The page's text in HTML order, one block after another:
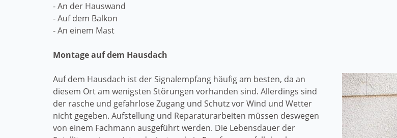
- An der Hauswand
- Auf dem Balkon
- An einem Mast
Montage auf dem Hausdach
Auf dem Hausdach ist der Signalempfang häufig am besten, da an
diesem Ort am wenigsten Störungen vorhanden sind. Allerdings sind
der rasche und gefahrlose Zugang und Schutz vor Wind und Wetter
nicht gegeben. Aufstellung und Reparaturarbeiten müssen deswegen
von einem Fachmann ausgeführt werden. Die Lebensdauer der